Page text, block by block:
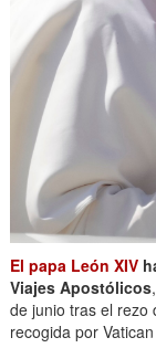
El papa León XIV
Viajes Apostólicos
de junio tras el rezo
recogida por